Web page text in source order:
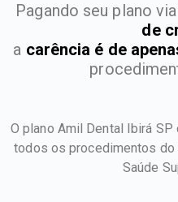
Pagando seu plano via
de
a carência é de
O plano Amil Dental Ibirá
todos os procedimentos do
Saúde